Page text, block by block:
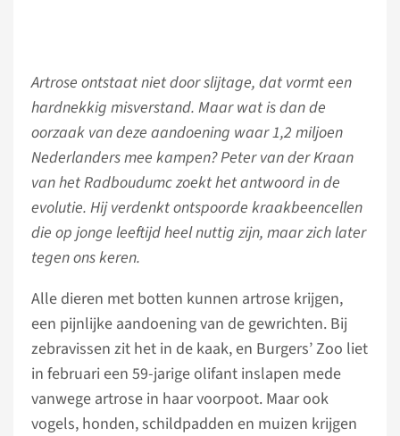
Artrose ontstaat niet door slijtage, dat vormt een
hardnekkig misverstand. Maar wat is dan de
oorzaak van deze aandoening waar 1,2 miljoen
Nederlanders mee kampen? Peter van der Kraan
van het Radboudumc zoekt het antwoord in de
evolutie. Hij verdenkt ontspoorde kraakbeencellen
die op jonge leeftijd heel nuttig zijn, maar zich later
tegen ons keren.
Alle dieren met botten kunnen artrose krijgen,
een pijnlijke aandoening van de gewrichten. Bij
zebravissen zit het in de kaak, en Burgers’ Zoo liet
in februari een 59-jarige olifant inslapen mede
vanwege artrose in haar voorpoot. Maar ook
vogels, honden, schildpadden en muizen krijgen